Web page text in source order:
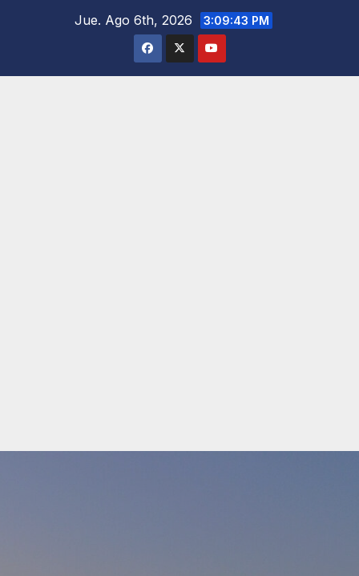
Jue. Ago 6th, 2026 3:09:44 PM